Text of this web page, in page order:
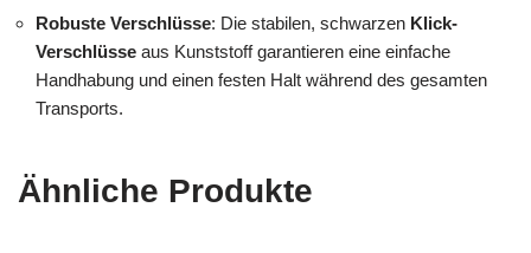
Robuste Verschlüsse: Die stabilen, schwarzen Klick-
Verschlüsse aus Kunststoff garantieren eine einfache
Handhabung und einen festen Halt während des gesamten
Transports.
Ähnliche Produkte